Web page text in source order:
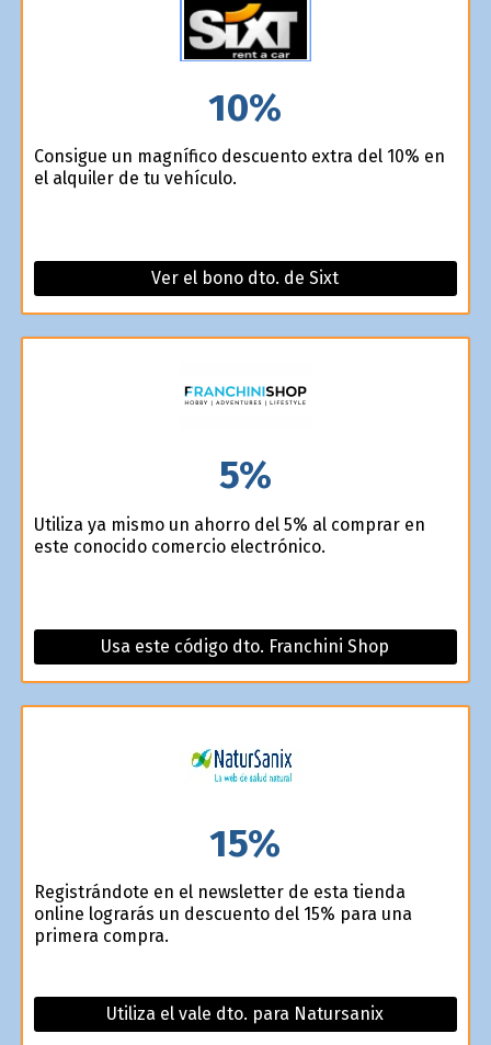
10%
Consigue un magnífico descuento extra del 10% en
el alquiler de tu vehículo.
Ver el bono dto. de Sixt
5%
Utiliza ya mismo un ahorro del 5% al comprar en
este conocido comercio electrónico.
Usa este código dto. Franchini Shop
15%
Registrándote en el newsletter de esta tienda
online lograrás un descuento del 15% para una
primera compra.
Utiliza el vale dto. para Natursanix